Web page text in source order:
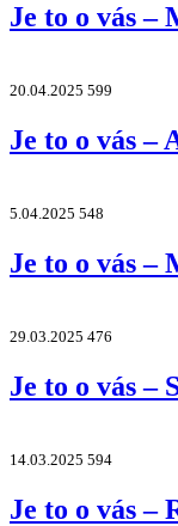
Je to o vás –
20.04.2025 599
Je to o vás –
5.04.2025 548
Je to o vás
29.03.2025 476
Je to o vás –
14.03.2025 594
Je to o vás –